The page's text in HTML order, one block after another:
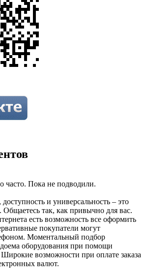
часто. Пока не подводили.
и универсальность – это
так, как привычно для вас.
есть возможность все оформить
покупатели могут
Моментальный подбор
оборудования при помощи
возможности при оплате заказа
валют.